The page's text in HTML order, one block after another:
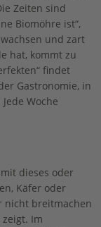
Zeiten sind
Biomöhre ist“,
und zart
hat, kommt zu
findet
Gastronomie, in
Woche
dieses oder
Käfer oder
nicht breitmachen
Im